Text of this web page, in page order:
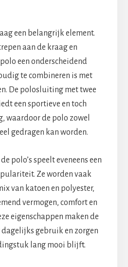
een belangrijk element.
aan de kraag en
een onderscheidend
te combineren is met
De polosluiting met twee
een sportieve en toch
waardoor de polo zowel
gedragen kan worden.
polo’s speelt eveneens een
Ze worden vaak
van katoen en polyester,
vermogen, comfort en
eigenschappen maken de
gebruik en zorgen
lang mooi blijft.